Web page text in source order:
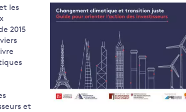
View all Topics
View all Explainers
les
2015
et